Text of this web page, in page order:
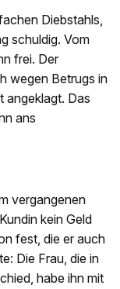
Diebstahls,
schuldig. Vom
frei. Der
wegen Betrugs in
angeklagt. Das
ans
vergangenen
kein Geld
fest, die er auch
Die Frau, die in
habe ihn mit